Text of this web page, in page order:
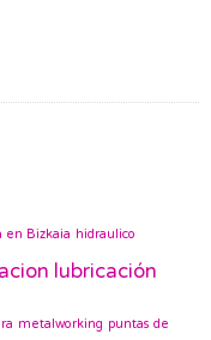
en Bizkaia hidraulico
lubricación
metalworking puntas de